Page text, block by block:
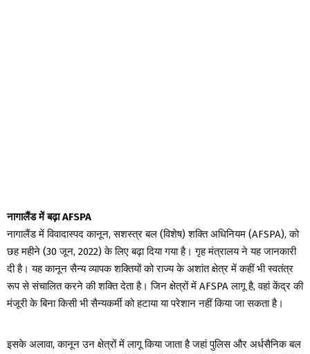
नागालैंड में बढ़ा AFSPA
नागालैंड में विवादास्पद कानून, सशस्त्र बल (विशेष) शक्ति अधिनियम (AFSPA), को
छह महीने (30 जून, 2022) के लिए बढ़ा दिया गया है। गृह मंत्रालय ने यह जानकारी
दी है। यह कानून सैन्य व्यापक शक्तियों को राज्य के अशांत क्षेत्र में कहीं भी स्वतंत्र
रूप से संचालित करने की शक्ति देता है। जिन क्षेत्रों में AFSPA लागू है, वहां केंद्र की
मंजूरी के बिना किसी भी सैन्यकर्मी को हटाया या परेशान नहीं किया जा सकता है।
इसके अलावा, कानून उन क्षेत्रों में लागू किया जाता है जहां पुलिस और अर्धसैनिक बल